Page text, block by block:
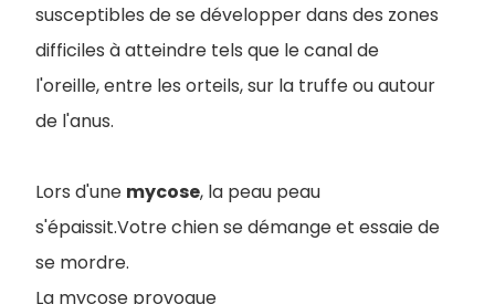
susceptibles de se développer dans des zones
difficiles à atteindre tels que le canal de
l'oreille, entre les orteils, sur la truffe ou autour
de l'anus.
Lors d'une mycose, la peau peau
s'épaissit.Votre chien se démange et essaie de
se mordre.
La mycose provoque